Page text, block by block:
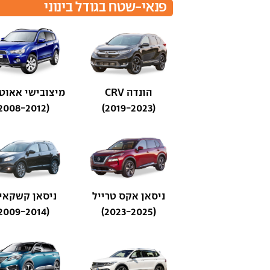
פנאי-שטח בגודל בינוני
הונדה CRV
(2019-2023)
מיצובישי
(2008-2012)
ניסאן אקס טרייל
(2023-2025)
ניסאן
(2009-2014)